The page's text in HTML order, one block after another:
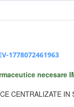
1778072461963
necesare
CENTRALIZATE IN